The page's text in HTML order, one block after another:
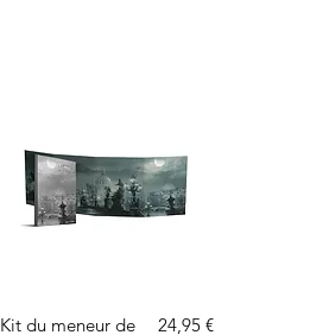
Aperçu rapide
Kit du meneur de
Prix
24,95 €